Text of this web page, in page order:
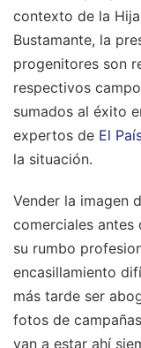
contexto de la
Bustamante, la
progenitores son
respectivos
sumados al éxito
expertos de El
la situación.
Vender la imagen
comerciales
su rumbo
encasillamiento
más tarde ser
fotos de
van a estar ahí